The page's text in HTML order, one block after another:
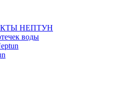
НЕПТУН
воды